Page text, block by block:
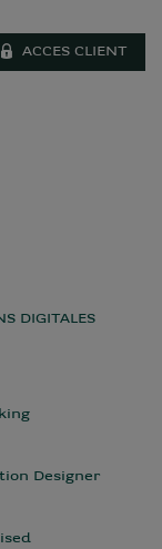
ACCES CLIENT
DIGITALES
Designer